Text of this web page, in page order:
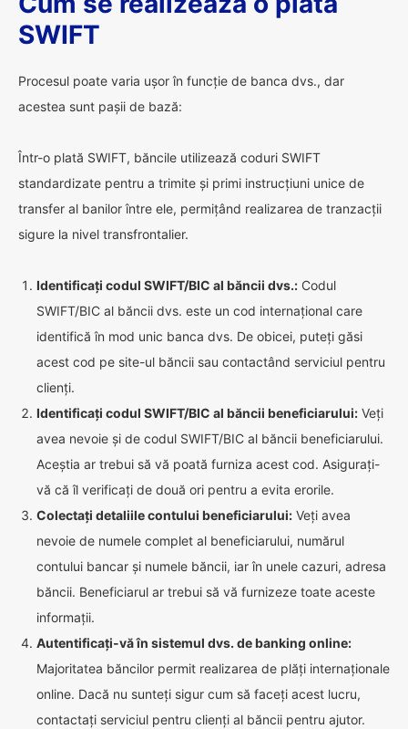
SWIFT
Procesul poate varia ușor în funcție de banca dvs., dar
acestea sunt pașii de bază:
Într-o plată SWIFT, băncile utilizează coduri SWIFT
standardizate pentru a trimite și primi instrucțiuni unice de
transfer al banilor între ele, permițând realizarea de tranzacții
sigure la nivel transfrontalier.
Identificați codul SWIFT/BIC al băncii dvs.: Codul
SWIFT/BIC al băncii dvs. este un cod internațional care
identifică în mod unic banca dvs. De obicei, puteți găsi
acest cod pe site-ul băncii sau contactând serviciul pentru
clienți.
Identificați codul SWIFT/BIC al băncii beneficiarului: Veți
avea nevoie și de codul SWIFT/BIC al băncii beneficiarului.
Aceștia ar trebui să vă poată furniza acest cod. Asigurați-
vă că îl verificați de două ori pentru a evita erorile.
Colectați detaliile contului beneficiarului: Veți avea
nevoie de numele complet al beneficiarului, numărul
contului bancar și numele băncii, iar în unele cazuri, adresa
băncii. Beneficiarul ar trebui să vă furnizeze toate aceste
informații.
Autentificați-vă în sistemul dvs. de banking online:
Majoritatea băncilor permit realizarea de plăți internaționale
online. Dacă nu sunteți sigur cum să faceți acest lucru,
contactați serviciul pentru clienți al băncii pentru ajutor.